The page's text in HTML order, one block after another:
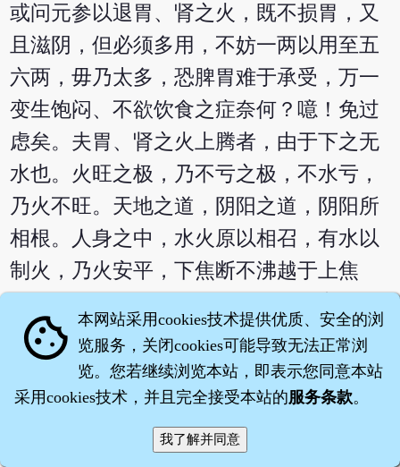
或问元参以退胃、肾之火，既不损胃，又
且滋阴，但必须多用，不妨一两以用至五
六两，毋乃太多，恐脾胃难于承受，万一
变生饱闷、不欲饮食之症奈何？噫！免过
虑矣。夫胃、肾之火上腾者，由于下之无
水也。火旺之极，乃不亏之极，不水亏，
乃火不旺。天地之道，阴阳之道，阴阳所
相根。人身之中，水火原以相召，有水以
制火，乃火安平，下焦断不沸越于上焦
戢甚神且速也。然乃火之腾空，正望水不
可得，惟恐水之细微，不足以解其燥烈之
炎氛，岂有得滂沱及厌恶作祟之理。是以
入于胃而胃苏，入于脾而脾乐，况胃、肾
cookie 本网站采用cookies技术提供优质、安全的浏
览服务，关闭cookies可能导致无法正常浏
览。您若继续浏览本站，即表示您同意本站
采用cookies技术，并且完全接受本站的服务条款。